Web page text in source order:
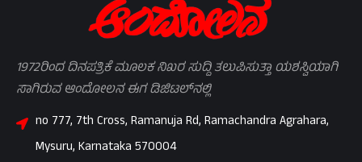
1972ರಿಂದ ದಿನಪತ್ರಿಕೆ ಮೂಲಕ ನಿಖರ ಸುದ್ದಿ ತಲುಪಿಸುತ್ತಾ ಯಶಸ್ವಿಯಾಗಿ
ಸಾಗಿರುವ ಆಂದೋಲನ ಈಗ ಡಿಜಿಟಲ್‌ನಲ್ಲಿ
no 777, 7th Cross, Ramanuja Rd, Ramachandra Agrahara,
Mysuru, Karnataka 570004